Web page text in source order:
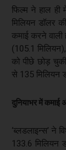
फिल्म ने हाल ही
मिलियन डॉलर
कमाई करने वाली
(105.1
को पीछे छोड़
से 135 मिलियन
दुनियाभर में कमाई
‘ब्लडलाइन्स’ ने
133.6 मिलियन